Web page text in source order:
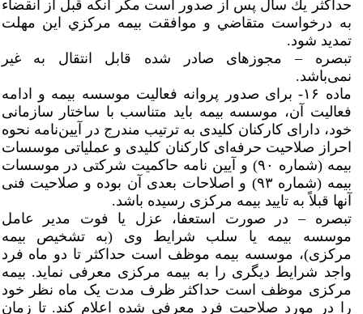
حداكثر يك سال پس از صدور است مگر آنكه قبل از انقضاء
به درخواست متقاضي و موافقت بيمه مركزي اين مهلت
تمديد شود.
تبصره – مجوزهای صادر شده قابل انتقال به غیر
نمی‌باشد.
ماده ۱۶- برای صدور پروانه فعالیت موسسه بیمه و ادامه
فعالیت آن، موسسه بیمه باید متناسب با ساختار سازمانی
خود، دارای کارکنان کلیدی به ترتیب مندرج در آیین‌نامه نحوه
احراز صلاحیت حرفه‌ای کارکنان کلیدی و عملیاتی موسسات
بیمه (شماره ۹۰) و آیین نامه حاکمیت شرکتی در موسسات
بیمه (شماره ۹۳) و اصلاحات بعدی آن بوده و صلاحیت فنی
آنها قبلاً به تایید بیمه مرکزی رسیده باشد.
تبصره – در صورت استعفا، عزل یا فوت مدیر عامل
موسسه بیمه یا سلب شرایط وی (به تشخیص بیمه
مرکزی)، موسسه بیمه موظف است حداکثر تا دو ماه فرد
واجد شرایط دیگری را به بیمه مرکزی معرفی نماید. بیمه
مرکزی موظف است حداکثر ظرف مدت یک ماه نظر خود
را در مورد صلاحیت فرد معرفی شده اعلام کند. تا زمان